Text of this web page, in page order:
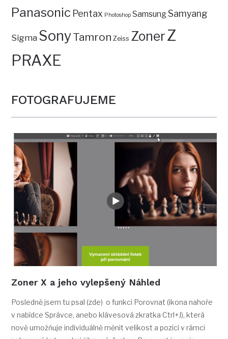
Panasonic Pentax Photoshop SamsungSamyang
Sigma SonyTamron Zeiss ZonerZ
PRAXE
FOTOGRAFUJEME
Zoner X a jeho vylepšený Náhled
Posledně jsem tu psal (zde) o funkci Porovnat (ikona nahoře
v nabídce Správce, anebo klávesová zkratka Ctrl+J), která
nově umožňuje individuálně měnit velikost a pozici v rámci